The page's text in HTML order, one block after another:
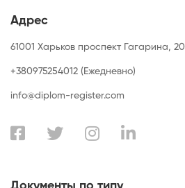
Адрес
61001 Харьков проспект Гагарина, 20
+380975254012 (Ежедневно)
info@diplom-register.com